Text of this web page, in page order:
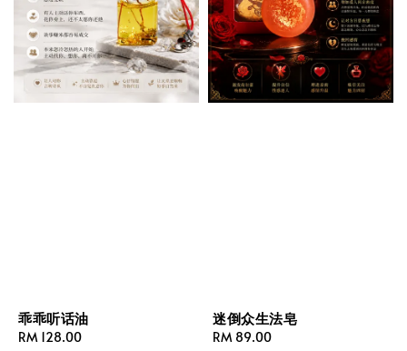
乖乖听话油
Regular
RM 128.00
迷倒众生法皂
Regular
RM 89.00